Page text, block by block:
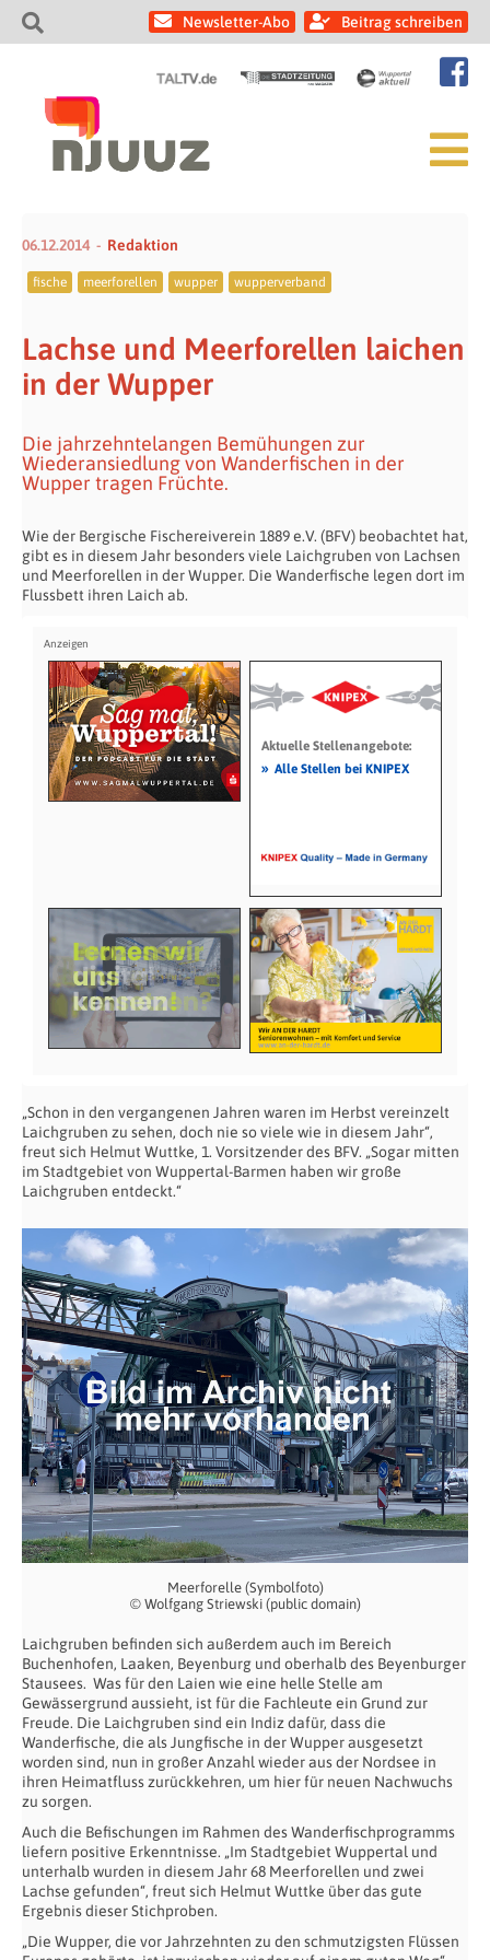
Newsletter-Abo Beitrag schreiben
06.12.2014 Redaktion
fische meerforellen wupper wupperverband
Lachse und Meerforellen laichen
in der Wupper
Die jahrzehntelangen Bemühungen zur
Wiederansiedlung von Wanderfischen in der
Wupper tragen Früchte.
Wie der Bergische Fischereiverein 1889 e.V. (BFV) beobachtet hat,
gibt es in diesem Jahr besonders viele Laichgruben von Lachsen
und Meerforellen in der Wupper. Die Wanderfische legen dort im
Flussbett ihren Laich ab.
Aktuelle Stellenangebote:
» Alle Stellen bei KNIPEX
„Schon in den vergangenen Jahren waren im Herbst vereinzelt
Laichgruben zu sehen, doch nie so viele wie in diesem Jahr“,
freut sich Helmut Wuttke, 1. Vorsitzender des BFV. „Sogar mitten
im Stadtgebiet von Wuppertal-Barmen haben wir große
Laichgruben entdeckt.“
Meerforelle (Symbolfoto)
© Wolfgang Striewski (public domain)
Laichgruben befinden sich außerdem auch im Bereich
Buchenhofen, Laaken, Beyenburg und oberhalb des Beyenburger
Stausees. Was für den Laien wie eine helle Stelle am
Gewässergrund aussieht, ist für die Fachleute ein Grund zur
Freude. Die Laichgruben sind ein Indiz dafür, dass die
Wanderfische, die als Jungfische in der Wupper ausgesetzt
worden sind, nun in großer Anzahl wieder aus der Nordsee in
ihren Heimatfluss zurückkehren, um hier für neuen Nachwuchs
zu sorgen.
Auch die Befischungen im Rahmen des Wanderfischprogramms
liefern positive Erkenntnisse. „Im Stadtgebiet Wuppertal und
unterhalb wurden in diesem Jahr 68 Meerforellen und zwei
Lachse gefunden“, freut sich Helmut Wuttke über das gute
Ergebnis dieser Stichproben.
„Die Wupper, die vor Jahrzehnten zu den schmutzigsten Flüssen